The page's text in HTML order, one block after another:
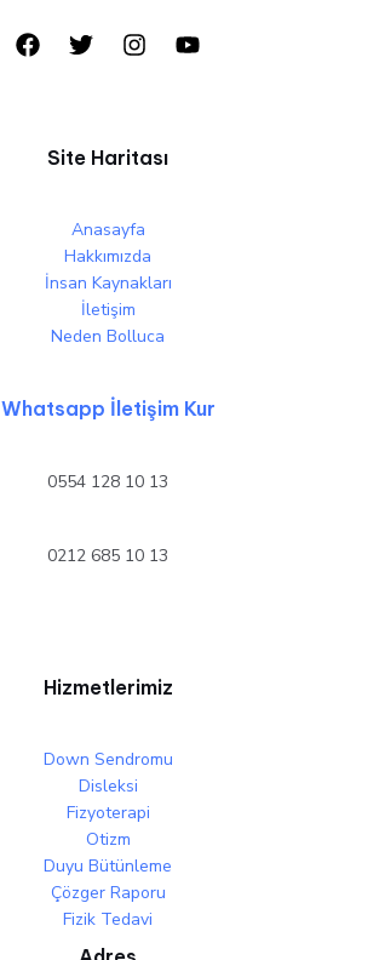
Site Haritası
Anasayfa
Hakkımızda
İnsan Kaynakları
İletişim
Neden Bolluca
Whatsapp İletişim Kur
0554 128 10 13
0212 685 10 13
Hizmetlerimiz
Down Sendromu
Disleksi
Fizyoterapi
Otizm
Duyu Bütünleme
Çözger Raporu
Fizik Tedavi